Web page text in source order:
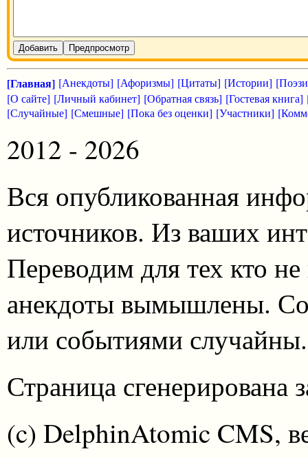
Добавить Предпросмотр
[Главная] [Анекдоты] [Афоризмы] [Цитаты] [Истории]
[О сайте] [Личный кабинет] [Обратная связь] [Гостевая книга]
[Случайные] [Смешные] [Пока без оценки] [Участники]
2012 - 2026
Вся опубликованная
источников. Из ваших
Переводим для тех кто
анекдоты вымышлены.
или событиями случайны.
Страница сгенерирована
(c) DelphinAtomic CMS,